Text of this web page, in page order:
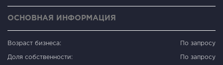
ОСНОВНАЯ ИНФОРМАЦИЯ
Возраст бизнеса: По запросу
Доля собственности: По запросу